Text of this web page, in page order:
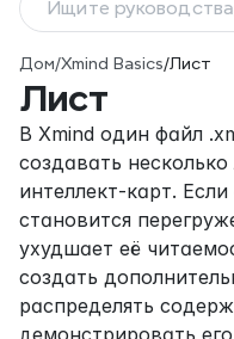
Дом/Xmind Basics/Лист
Лист
В Xmind один файл
создавать
интеллект-карт.
становится
ухудшает её
создать
распределять
демонстрировать
Ищите
процессы